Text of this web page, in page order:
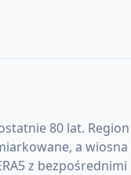
80 lat.
a
z